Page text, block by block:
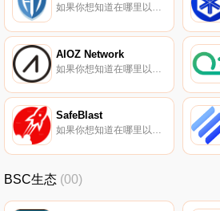
如果你想知道在哪里以当前价格购买TheForce Trade,目前交易{TheForce Trade]股票的顶级加密货币交易所是PancakeSwap（V2）和DODO（BSC）。您可以在我们的加密货币交易所页面上找到其他列表.
AIOZ Network
SafeBlast
如果你想知道在哪里以当前价格购买SafeBlast,目前交易{SafeBlast]股票的顶级加密货币交易所是IndoEx和ProBit Global。您可以在我们的加密货币交易所页面上找到其他列表。安全BLAST（BLAST）是多个区块链上可用的实用工具和DEFLATIONARY令牌.
BSC生态 (00)